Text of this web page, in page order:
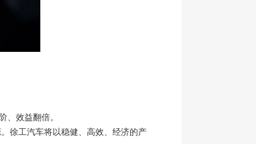
效益翻倍。
徐工汽车将以稳健、高效、经济的产